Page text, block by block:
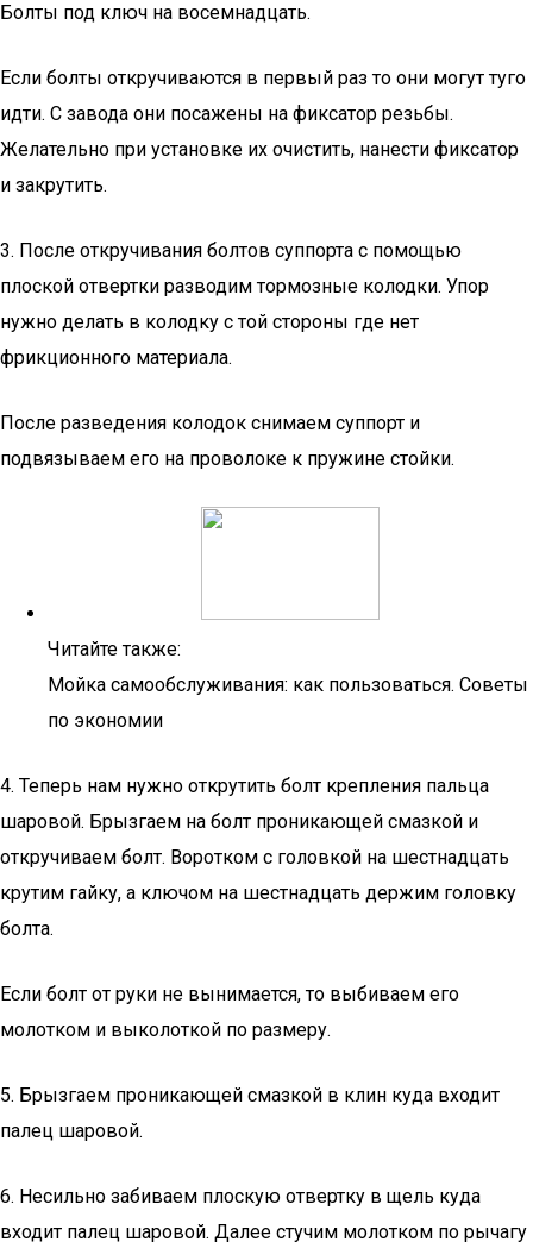
Болты под ключ на восемнадцать.
Если болты откручиваются в первый раз то они могут туго
идти. С завода они посажены на фиксатор резьбы.
Желательно при установке их очистить, нанести фиксатор
и закрутить.
3. После откручивания болтов суппорта с помощью
плоской отвертки разводим тормозные колодки. Упор
нужно делать в колодку с той стороны где нет
фрикционного материала.
После разведения колодок снимаем суппорт и
подвязываем его на проволоке к пружине стойки.
Читайте также:
Мойка самообслуживания: как пользоваться. Советы
по экономии
4. Теперь нам нужно открутить болт крепления пальца
шаровой. Брызгаем на болт проникающей смазкой и
откручиваем болт. Воротком с головкой на шестнадцать
крутим гайку, а ключом на шестнадцать держим головку
болта.
Если болт от руки не вынимается, то выбиваем его
молотком и выколоткой по размеру.
5. Брызгаем проникающей смазкой в клин куда входит
палец шаровой.
6. Несильно забиваем плоскую отвертку в щель куда
входит палец шаровой. Далее стучим молотком по рычагу